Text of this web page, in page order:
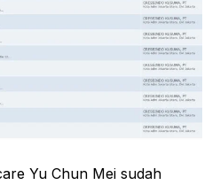
Yu Chun Mei sudah